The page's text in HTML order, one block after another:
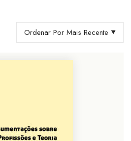
Ordenar Por Mais Recente